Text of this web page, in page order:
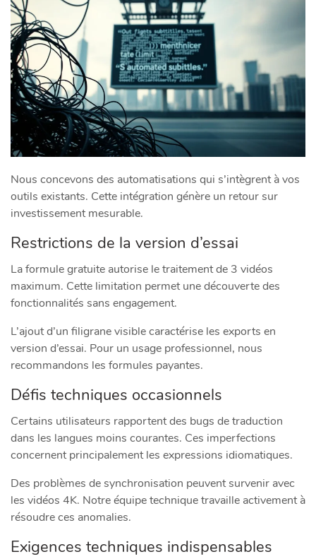
Nous concevons des automatisations qui s’intègrent à vos
outils existants. Cette intégration génère un retour sur
investissement mesurable.
Restrictions de la version d’essai
La formule gratuite autorise le traitement de 3 vidéos
maximum. Cette limitation permet une découverte des
fonctionnalités sans engagement.
L’ajout d’un filigrane visible caractérise les exports en
version d’essai. Pour un usage professionnel, nous
recommandons les formules payantes.
Défis techniques occasionnels
Certains utilisateurs rapportent des bugs de traduction
dans les langues moins courantes. Ces imperfections
concernent principalement les expressions idiomatiques.
Des problèmes de synchronisation peuvent survenir avec
les vidéos 4K. Notre équipe technique travaille activement à
résoudre ces anomalies.
Exigences techniques indispensables